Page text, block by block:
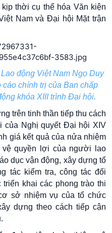
thời cụ thể hóa Văn kiện
Nam và Đại hội Mặt trận
động Việt Nam Ngọ Duy
chính trị của Ban chấp
khóa XIII trình Đại hội.
trên tinh thần tiếp thu cách
của Nghị quyết Đại hội XIV
giá kết quả của nửa nhiệm
quyền lợi của người lao
dục vận động, xây dựng tổ
tác kiểm tra, công tác đối
khai các phong trào thi
sở nhiệm vụ của tổ chức
dựng theo cách tiếp cận